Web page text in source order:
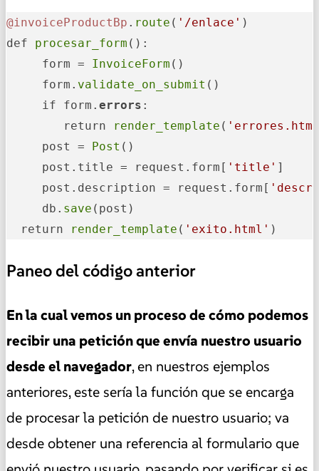
@invoiceProductBp . route ( '/enlace' )
def procesar_form ():
     form =
InvoiceForm ()
     form.
validate_on_submit ()
     if form.
errors :
        return
render_template (
     post =
Post ()
     post.title = request.form[
'title' ]
     post.description = request.form[
     db.
save (post)
  return
render_template ( 'exito.html' )
Paneo del código anterior
En la cual vemos un proceso de cómo podemos
recibir una petición que envía nuestro usuario
desde el navegador, en nuestros ejemplos
anteriores, este sería la función que se encarga
de procesar la petición de nuestro usuario; va
desde obtener una referencia al formulario que